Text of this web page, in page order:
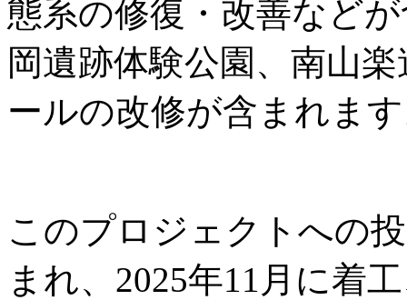
態系の修復・改善など
岡遺跡体験公園、南山
ールの改修が含まれま
このプロジェクトへの
まれ、2025年11月に着